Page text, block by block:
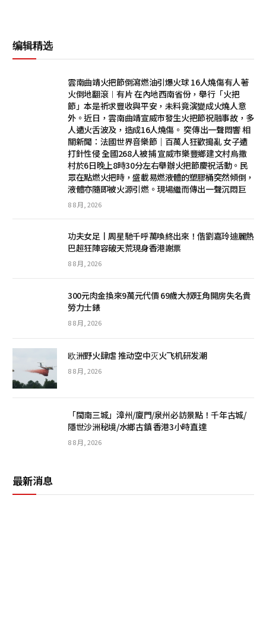
编辑精选
雲南曲靖火把節倒瀉燃油引爆火球 16人燒傷有人著
火倒地翻滾︱有片 在內地西南省份，舉行「火把
節」本是祈求豐收與平安，未料竟演變成火燒人意
外。近日，雲南曲靖宣威市發生火把節祝融事故，多
人遭火舌波及，造成16人燒傷。 突傳出一聲悶響 相
關新聞：法國世界音樂節｜百萬人狂歡搗亂 女子遭
打針性侵 全國268人被捕 宣威市樂豐鄉建文村烏撒
村於6日晚上8時30分左右舉辦火把節慶祝活動。民
眾在點燃火把時，盛載易燃液體的塑膠桶突然傾倒，
液體亦隨即被火源引燃。現場繼而傳出一聲沉悶巨
8 8 月, 2026
功夫女足丨周星馳千呼萬喚終出來！偕劉嘉玲迪麗熱
巴超狂陣容破天荒現身香港謝票
8 8 月, 2026
300元肉金換來9萬元代價 69歲大叔旺角開房失名貴
勞力士錶
8 8 月, 2026
欧洲野火肆虐 推动空中灭火飞机研发潮
8 8 月, 2026
「閩南三城」漳州/廈門/泉州必訪景點！千年古城/
隱世沙洲秘境/水鄉古鎮 香港3小時直達
8 8 月, 2026
最新消息